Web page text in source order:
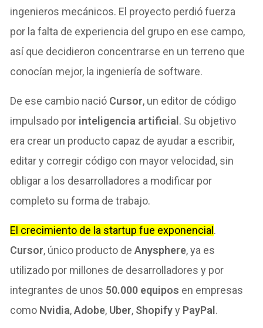
ingenieros mecánicos. El proyecto perdió fuerza
por la falta de experiencia del grupo en ese campo,
así que decidieron concentrarse en un terreno que
conocían mejor, la ingeniería de software.
De ese cambio nació Cursor, un editor de código
impulsado por inteligencia artificial. Su objetivo
era crear un producto capaz de ayudar a escribir,
editar y corregir código con mayor velocidad, sin
obligar a los desarrolladores a modificar por
completo su forma de trabajo.
El crecimiento de la startup fue exponencial.
Cursor, único producto deAnysphere, ya es
utilizado por millones de desarrolladores y por
integrantes de unos 50.000 equipos en empresas
como Nvidia,Adobe, Uber, Shopifyy PayPal.